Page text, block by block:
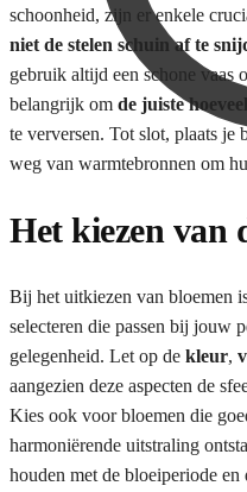
schoonheid, zijn er enkele
niet de stelen schuin af te
gebruik altijd een schone vaas
belangrijk om de juiste
te verversen. Tot slot, plaats je
weg van warmtebronnen om
Het kiezen van
Bij het uitkiezen van bloemen
selecteren die passen bij jouw
gelegenheid. Let op de kleur,
aangezien deze aspecten de
Kies ook voor bloemen die
harmoniërende uitstraling
houden met de bloeiperiode